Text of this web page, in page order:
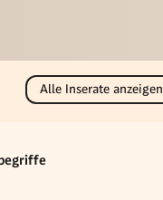
Alle Inserate anzeigen